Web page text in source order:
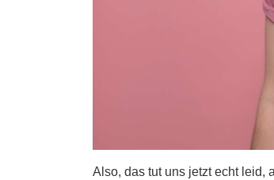
Also, das tut uns jetzt echt leid,